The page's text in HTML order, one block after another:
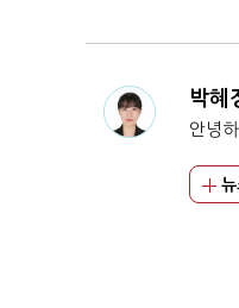
박혜
안녕